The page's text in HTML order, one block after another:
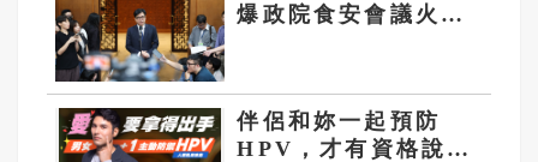
爆政院食安會議火藥
場無人敢回答
伴侶和妳一起預防
HPV，才有資格說愛